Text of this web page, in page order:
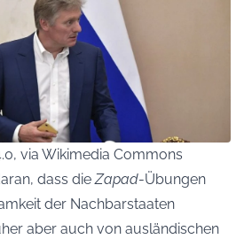
via Wikimedia Commons
dass dieZapad-Übungen
der Nachbarstaaten
aber auch von ausländischen